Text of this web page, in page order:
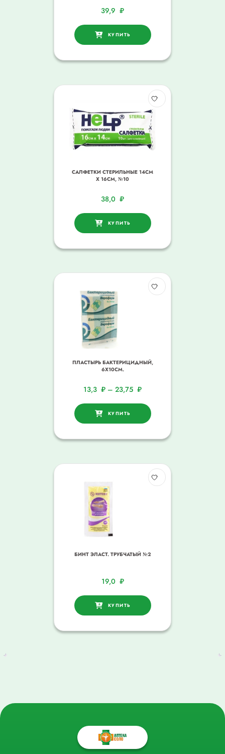
39,9 ₽
КУПИТЬ
САЛФЕТКИ СТЕРИЛЬНЫЕ 14СМ
Х 16СМ, №10
38,0 ₽
КУПИТЬ
ПЛАСТЫРЬ БАКТЕРИЦИДНЫЙ,
6Х10СМ.
13,3 ₽ – 23,75 ₽
КУПИТЬ
БИНТ ЭЛАСТ. ТРУБЧАТЫЙ №2
19,0 ₽
КУПИТЬ